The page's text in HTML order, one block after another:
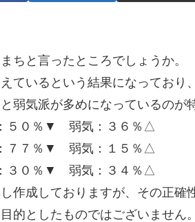
ちと言ったところでしょうか
ているという結果になっており
気派が多めになっているのが
０％▼ 弱気：３６％△
７％▼ 弱気：１５％△
０％▼ 弱気：３４％△
作成しておりますが、その正確
としたものではございません。